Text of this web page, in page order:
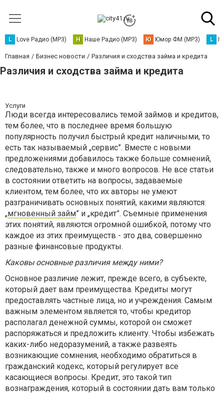
L Love Радио (MP3) Н Наше Радио (MP3) Ю Юмор ФМ (MP3) L
Главная Бизнес новости Различия и сходства займа и кредита
Различия и сходства займа и кредита
Услуги
Люди всегда интересовались темой займов и кредитов,
тем более, что в последнее время большую
популярность получил быстрый кредит наличными, то
есть так называемый „сервис”. Вместе с новыми
предложениями добавилось также больше сомнений,
следовательно, также и много вопросов. Не все статьи
в состоянии ответить на вопросы, задаваемые
клиентом, тем более, что их авторы не умеют
разграничивать основных понятий, какими являются:
„мгновенный займ” и „кредит”. Съемные применения
этих понятий, являются огромной ошибкой, потому что
каждое из этих преимуществ - это два, совершенно
разные финансовые продукты.
Каковы основные различия между ними?
Основное различие лежит, прежде всего, в субъекте,
который дает вам преимущества. Кредиты могут
предоставлять частные лица, но и учреждения. Самым
важным элементом является то, чтобы кредитор
располагал денежной суммы, которой он сможет
распоряжаться и предложить клиенту. Чтобы избежать
каких-либо недоразумений, а также развеять
возникающие сомнения, необходимо обратиться в
гражданский кодекс, который регулирует все
касающиеся вопросы. Кредит, это такой тип
вознаграждения, который в состоянии дать вам только